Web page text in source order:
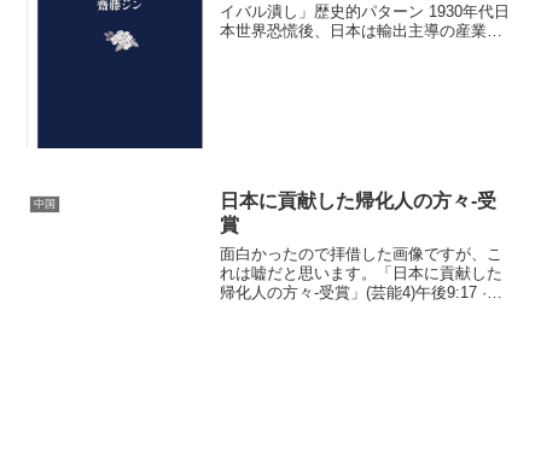
イバル潰し」歴史的パターン 1930年代日
本世界恐慌後、日本は輸出主導の産業化
中国
日本に貢献した帰化人の方々-受
賞
面白かったので拝借した画像ですが、こ
れは嘘だと思います。「日本に貢献した
帰化人の方々-受賞」(芸能4)午後9:17 ·